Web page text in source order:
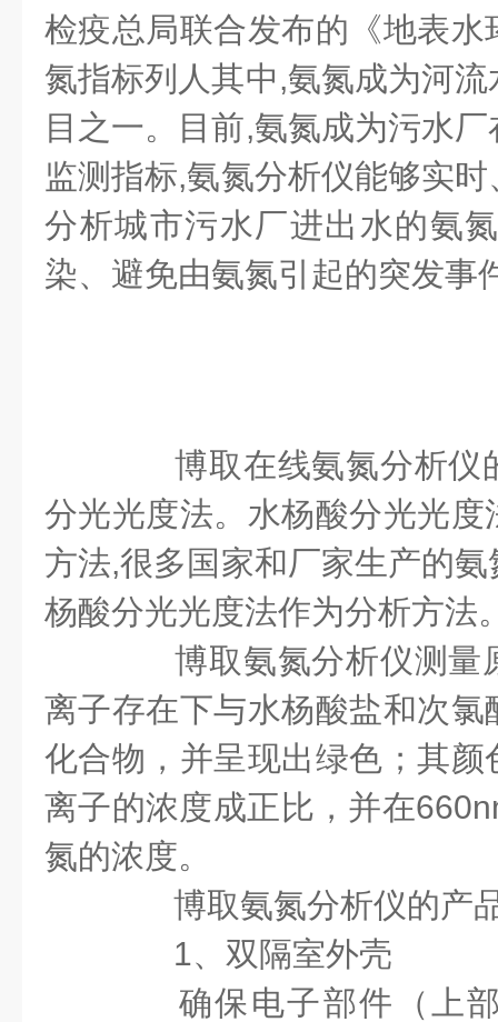
检疫总局联合发布的《地表
氮指标列人其中,氨氮成为河
目之一。目前,氨氮成为污水
监测指标,氨氮分析仪能够实
分析城市污水厂进出水的氨
染、避免由氨氮引起的突发事
博取在线氨氮分析仪
分光光度法。水杨酸分光光
方法,很多国家和厂家生产的
杨酸分光光度法作为分析方法
博取氨氮分析仪测量
离子存在下与水杨酸盐和次
化合物，并呈现出绿色；其
离子的浓度成正比，并在
氮的浓度。
博取氨氮分析仪的产
1、双隔室外壳
确保电子部件（上部